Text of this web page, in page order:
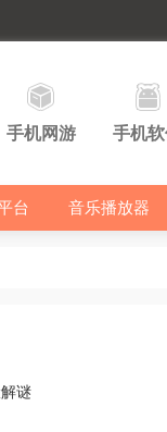
手机网游 手机
台 音乐播放器
谜